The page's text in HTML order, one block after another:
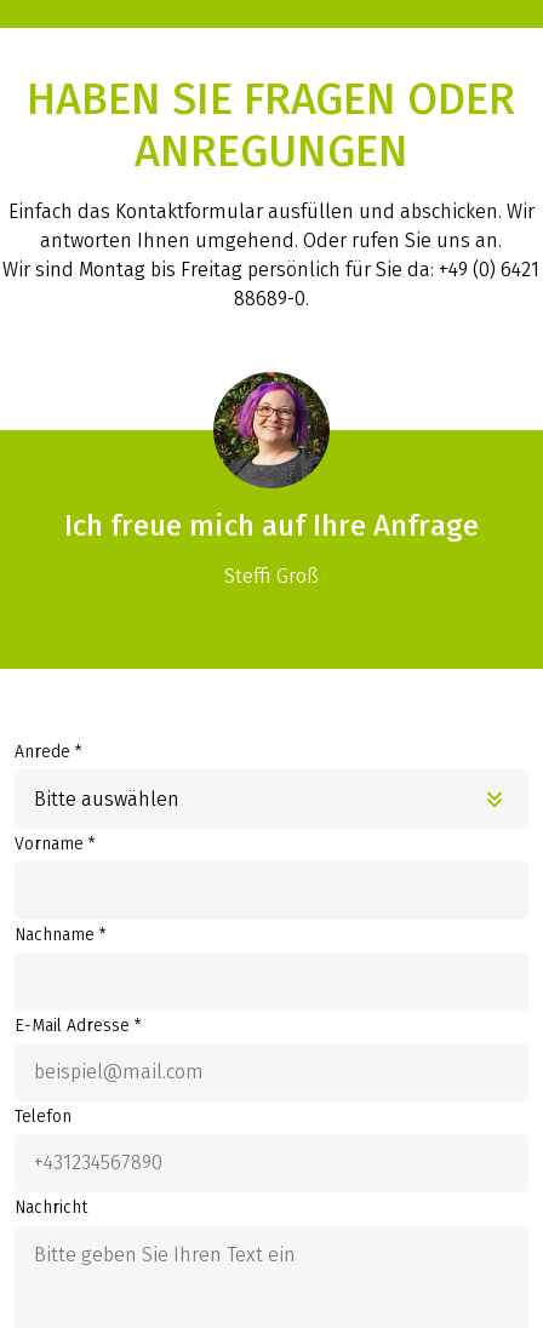
HABEN SIE FRAGEN ODER
ANREGUNGEN
Einfach das Kontaktformular ausfüllen und abschicken. Wir
antworten Ihnen umgehend. Oder rufen Sie uns an.
Wir sind Montag bis Freitag persönlich für Sie da: +49 (0) 6421
88689-0.
Ich freue mich auf Ihre Anfrage
Steffi Groß
Anrede *
Bitte auswählen
Vorname *
Nachname *
E-Mail Adresse *
Telefon
Nachricht